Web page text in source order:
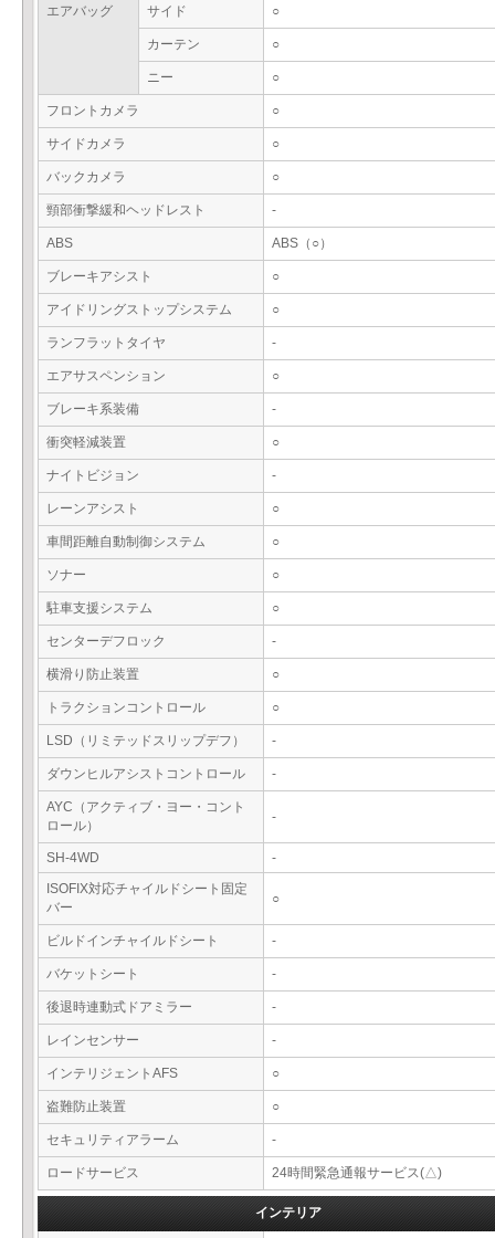
エアバッグ サイド ○
カーテン ○
ニー ○
フロントカメラ ○
サイドカメラ ○
バックカメラ ○
頸部衝撃緩和ヘッドレスト -
ABS ABS（○）
ブレーキアシスト ○
アイドリングストップシステム ○
ランフラットタイヤ -
エアサスペンション ○
ブレーキ系装備 -
衝突軽減装置 ○
ナイトビジョン -
レーンアシスト ○
車間距離自動制御システム ○
ソナー ○
駐車支援システム ○
センターデフロック -
横滑り防止装置 ○
トラクションコントロール ○
LSD（リミテッドスリップデフ） -
ダウンヒルアシストコントロール -
AYC（アクティブ・ヨー・コント
ロール）
-
SH-4WD
-
ISOFIX対応チャイルドシート固定
バー
○
ビルドインチャイルドシート -
バケットシート -
後退時連動式ドアミラー -
レインセンサー -
インテリジェントAFS ○
盗難防止装置 ○
セキュリティアラーム -
ロードサービス 24時間緊急通報サービス(△)
インテリア